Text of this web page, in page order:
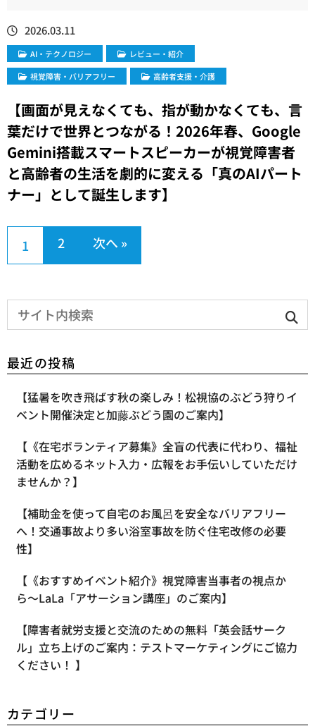
2026.03.11
​AI・テクノロジー
レビュー・紹介
視覚障害・バリアフリー
高齢者支援・介護
【​画面が見えなくても、指が動かなくても、言
葉だけで世界とつながる！2026年春、Google
Gemini搭載スマートスピーカーが視覚障害者
と高齢者の生活を劇的に変える「真のAIパート
ナー」として誕生します】
1 2 次へ »
最近の投稿
【​猛暑を吹き飛ばす秋の楽しみ！松視協のぶどう狩りイ
ベント開催決定と加藤ぶどう園のご案内】
【《在宅ボランティア募集》全盲の代表に代わり、福祉
活動を広めるネット入力・広報をお手伝いしていただけ
ませんか？】
【補助金を使って自宅のお風呂を安全なバリアフリー
へ！交通事故より多い浴室事故を防ぐ住宅改修の必要
性】
【《おすすめイベント紹介》視覚障害当事者の視点か
ら〜LaLa「アサーション講座」のご案内】
【​障害者就労支援と交流のための無料「英会話サーク
ル」立ち上げのご案内：テストマーケティングにご協力
ください！ 】
カテゴリー